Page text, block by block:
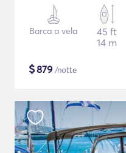
Barca a vela
45 ft
14 m
$879 /notte